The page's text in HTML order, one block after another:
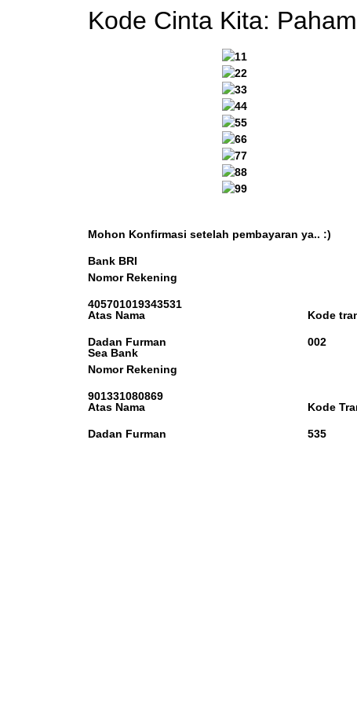
Kode Cinta Kita:
Mohon Konfirmasi setelah pembayaran ya.. :)
Bank BRI
Nomor Rekening
405701019343531
Atas Nama
Dadan Furman
Kode
002
Sea Bank
Nomor Rekening
901331080869
Atas Nama
Dadan Furman
Kode
535